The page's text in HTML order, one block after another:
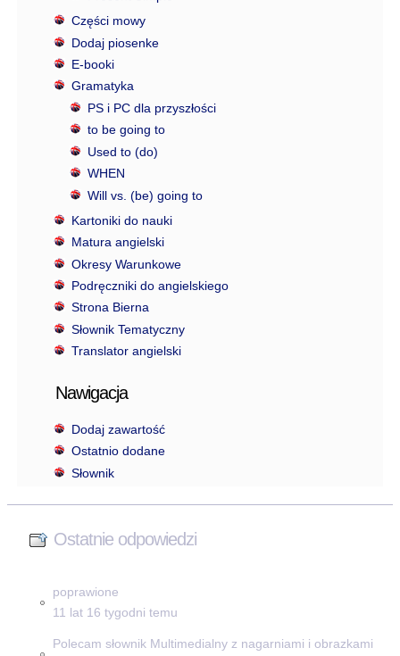
Części mowy
Dodaj piosenke
E-booki
Gramatyka
PS i PC dla przyszłości
to be going to
Used to (do)
WHEN
Will vs. (be) going to
Kartoniki do nauki
Matura angielski
Okresy Warunkowe
Podręczniki do angielskiego
Strona Bierna
Słownik Tematyczny
Translator angielski
Nawigacja
Dodaj zawartość
Ostatnio dodane
Słownik
Ostatnie odpowiedzi
poprawione
11 lat 16 tygodni temu
Polecam słownik Multimedialny z nagarniami i obrazkami